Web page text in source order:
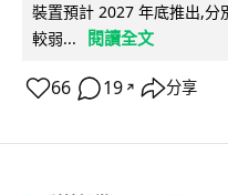
裝置預計 2027 年底推出,分
較弱...
閱讀全文
66 19 ↗ 分享